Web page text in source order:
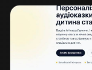
готель
так і для
створений для
незабутні